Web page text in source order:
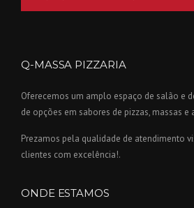
Q-MASSA PIZZARIA
Oferecemos um amplo espaço de salão e
de opções em sabores de pizzas, massas
Prezamos pela qualidade de atendimento
clientes com excelência!.
ONDE ESTAMOS